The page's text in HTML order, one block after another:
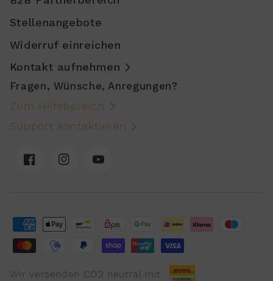
Stellenangebote
Widerruf einreichen
Kontakt aufnehmen
Fragen, Wünsche, Anregungen?
Zum Hilfebereich
Support kontaktieren
FacebookInstagramYouTube
Wir versenden CO2 neutral mit